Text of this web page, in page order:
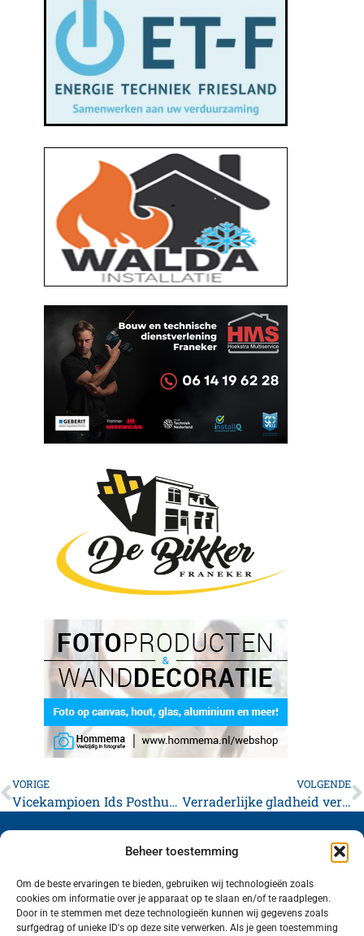
Beheer toestemming
Om de beste ervaringen te bieden, gebruiken wij technologieën zoals
cookies om informatie over je apparaat op te slaan en/of te raadplegen.
Door in te stemmen met deze technologieën kunnen wij gegevens zoals
surfgedrag of unieke ID's op deze site verwerken. Als je geen toestemming
VORIGE
Vicekampioen Ids Posthumus mikt op titel in ID Engines Senioren
VOLGENDE
Verraderlijke gladheid verwacht in Friesland, vanaf middernacht Code Oranje
Volg ons (hierboven) op social media!